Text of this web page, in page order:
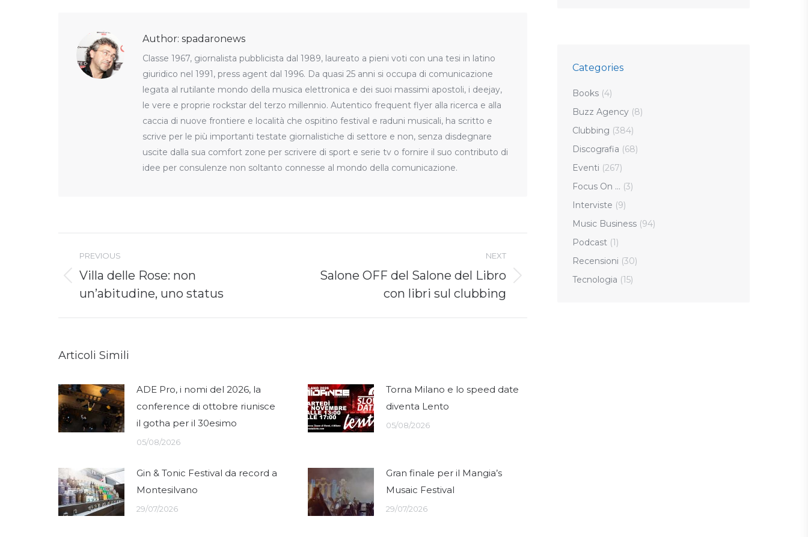
Author: spadaronews
Classe 1967, giornalista pubblicista dal 1989, laureato a pieni voti con una tesi in latino
giuridico nel 1991, press agent dal 1996. Da quasi 25 anni si occupa di comunicazione
legata al rutilante mondo della musica elettronica e dei suoi massimi apostoli, i deejay,
le vere e proprie rockstar del terzo millennio. Autentico frequent flyer alla ricerca e alla
caccia di nuove frontiere e località che ospitino festival e raduni musicali, ha scritto e
scrive per le più importanti testate giornalistiche di settore e non, senza disdegnare
uscite dalla sua comfort zone per scrivere di sport e serie tv o fornire il suo contributo di
idee per consulenze non soltanto connesse al mondo della comunicazione.
navigation
PREVIOUS
Previous
post:
Villa delle Rose: non
un’abitudine, uno status
NEXT
Next
Salone OFF del Salone del Libro
con libri sul clubbing
Articoli Simili
ADE Pro, i nomi del 2026, la
conference di ottobre riunisce
il gotha per il 30esimo
05/08/2026
Torna Milano e lo speed date
diventa Lento
05/08/2026
Gin & Tonic Festival da record a
Montesilvano
29/07/2026
Gran finale per il Mangia’s
Musaic Festival
29/07/2026
Categories
Books (4)
Buzz Agency (8)
Clubbing (384)
Discografia (68)
Eventi (267)
Focus On … (3)
Interviste (9)
Music Business (94)
Podcast (1)
Recensioni (30)
Tecnologia (15)